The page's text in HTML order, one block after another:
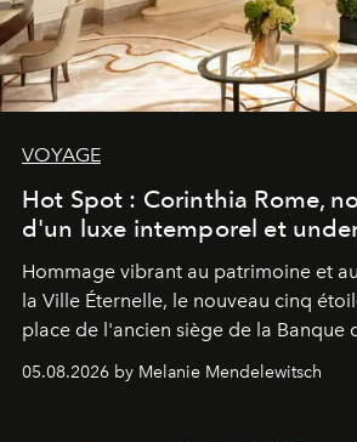
VOYAGE
Hot Spot : Corinthia Rome,
d'un luxe intemporel et
Hommage vibrant au patrimoine et
la Ville Éternelle, le nouveau cinq
place de l'ancien siège de la Banque
de vivre Romain dans toute son
05.08.2026 by Melanie Mendelewitsch